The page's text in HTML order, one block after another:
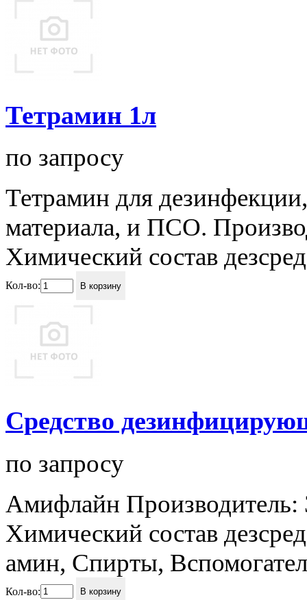
Тетрамин 1л
по запросу
Тетрамин для
материала, и ПСО.
Химический состав
Кол-во: В корзину
Средство
по запросу
Амифлайн
Химический состав
амин, Спирты,
Кол-во: В корзину